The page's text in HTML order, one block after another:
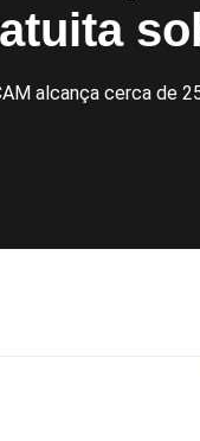
alcança cerca de